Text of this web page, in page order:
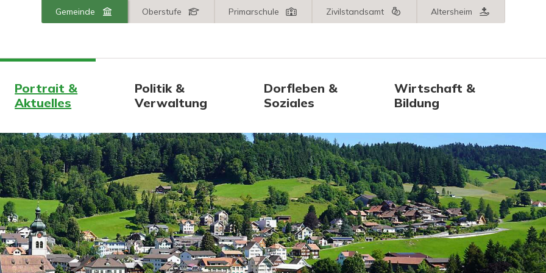
ARWechseln Sie zu:
Gemeinde Oberstufe Primarschule Zivilstandsamt Altersheim
Portrait &
Aktuelles
Politik &
Verwaltung
Dorfleben &
Soziales
Wirtschaft &
Bildung